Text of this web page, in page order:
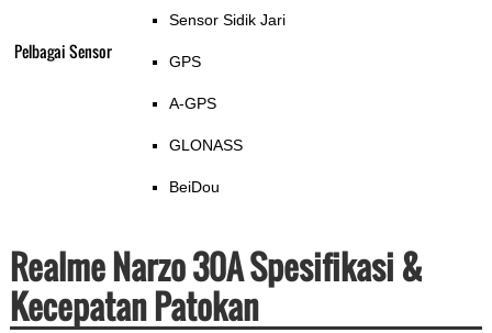
Pelbagai Sensor
Sensor Sidik Jari
GPS
A-GPS
GLONASS
BeiDou
Realme Narzo 30A Spesifikasi &
Kecepatan Patokan